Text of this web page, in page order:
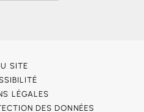
SITE
LÉGALES
DES DONNÉES